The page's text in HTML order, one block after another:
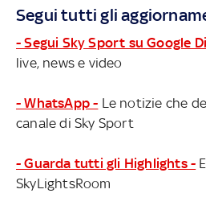
Segui tutti gli
- Segui Sky Sport su Google
live, news e video
- WhatsApp - Le notizie che
canale di Sky Sport
- Guarda tutti gli Highlights -
SkyLightsRoom